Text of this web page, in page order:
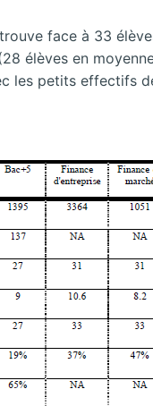
face à 33
élèves en
petits effectifs